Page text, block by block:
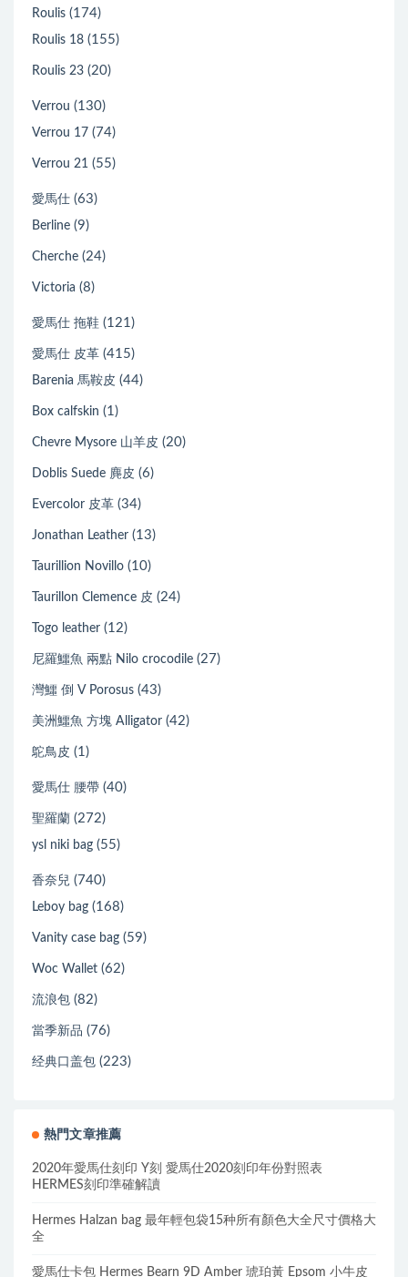
Roulis (174)
Roulis 18 (155)
Roulis 23 (20)
Verrou (130)
Verrou 17 (74)
Verrou 21 (55)
愛馬仕 (63)
Berline (9)
Cherche (24)
Victoria (8)
愛馬仕 拖鞋 (121)
愛馬仕 皮革 (415)
Barenia 馬鞍皮 (44)
Box calfskin (1)
Chevre Mysore 山羊皮 (20)
Doblis Suede 麂皮 (6)
Evercolor 皮革 (34)
Jonathan Leather (13)
Taurillion Novillo (10)
Taurillon Clemence 皮 (24)
Togo leather (12)
尼羅鱷魚 兩點 Nilo crocodile (27)
灣鱷 倒 V Porosus (43)
美洲鱷魚 方塊 Alligator (42)
鴕鳥皮 (1)
愛馬仕 腰帶 (40)
聖羅蘭 (272)
ysl niki bag (55)
香奈兒 (740)
Leboy bag (168)
Vanity case bag (59)
Woc Wallet (62)
流浪包 (82)
當季新品 (76)
经典口盖包 (223)
熱門文章推薦
2020年愛馬仕刻印 Y刻 愛馬仕2020刻印年份對照表
HERMES刻印準確解讀
Hermes Halzan bag 最年輕包袋15种所有顏色大全尺寸價格大
全
愛馬仕卡包 Hermes Bearn 9D Amber 琥珀黃 Epsom 小牛皮